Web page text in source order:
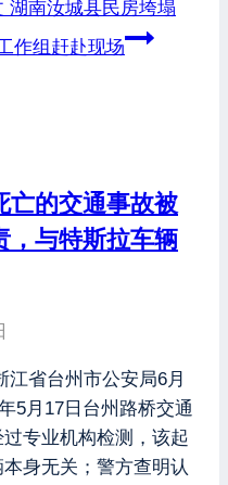
湖南汝城县民房垮塌
作组赶赴现场
亡的交通事故被
，与特斯拉车辆
省台州市公安局6月
5月17日台州路桥交通
专业机构检测，该起
身无关；警方查明认